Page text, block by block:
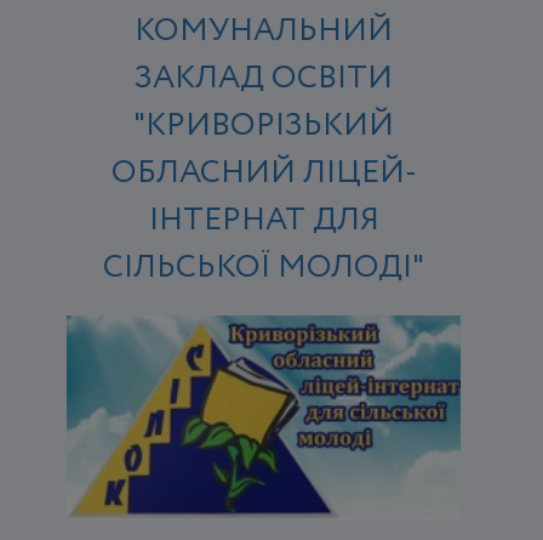
КОМУНАЛЬНИЙ
ЗАКЛАД ОСВІТИ
"КРИВОРІЗЬКИЙ
ОБЛАСНИЙ ЛІЦЕЙ-
ІНТЕРНАТ ДЛЯ
СІЛЬСЬКОЇ МОЛОДІ"